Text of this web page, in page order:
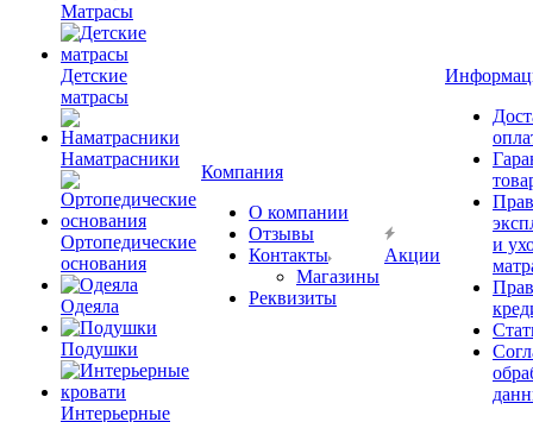
Матрасы
Детские
матрасы
Наматрасники
Ортопедические
основания
Одеяла
Подушки
Интерьерные
Компания
О компании
Отзывы
Контакты
Магазины
Реквизиты
Акции
и